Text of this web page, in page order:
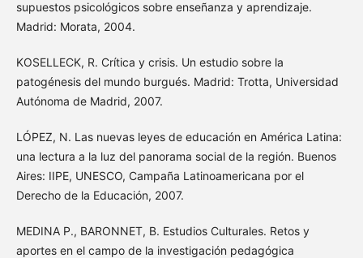
supuestos psicológicos sobre enseñanza y aprendizaje.
Madrid: Morata, 2004.
KOSELLECK, R. Crítica y crisis. Un estudio sobre la
patogénesis del mundo burgués. Madrid: Trotta, Universidad
Autónoma de Madrid, 2007.
LÓPEZ, N. Las nuevas leyes de educación en América Latina:
una lectura a la luz del panorama social de la región. Buenos
Aires: IIPE, UNESCO, Campaña Latinoamericana por el
Derecho de la Educación, 2007.
MEDINA P., BARONNET, B. Estudios Culturales. Retos y
aportes en el campo de la investigación pedagógica